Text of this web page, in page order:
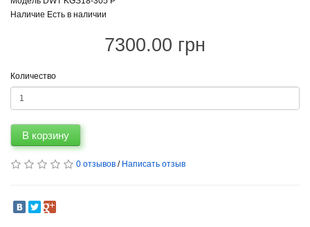
Наличие Есть в наличии
7300.00 грн
Количество
В корзину
0 отзывов / Написать отзыв